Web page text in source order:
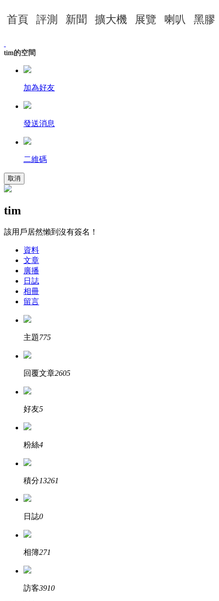
首頁 評測 新聞 擴大機 展覽 喇叭 黑膠
tim的空間
加為好友
發送消息
二維碼
取消
tim
該用戶居然懶到沒有簽名！
資料
文章
廣播
日誌
相冊
留言
主題775
回覆文章2605
好友5
粉絲4
積分13261
日誌0
相簿271
訪客3910